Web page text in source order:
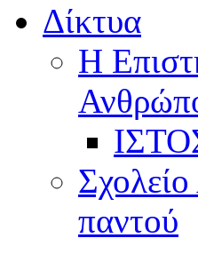
Δίκτυα
Η
παντού